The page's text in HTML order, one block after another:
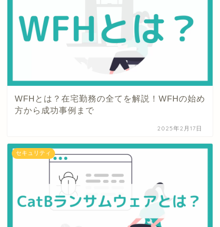
WFHとは？在宅勤務の全てを解説！WFHの始め
方から成功事例まで
2025年2月17日
セキュリティ